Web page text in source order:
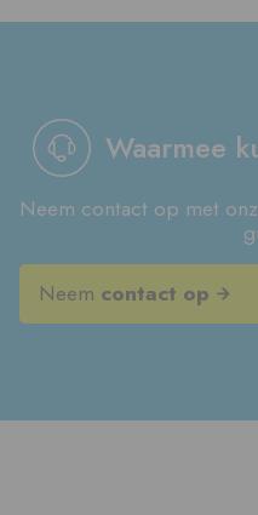
Waarmee
Neem contact op met
Neem contact op